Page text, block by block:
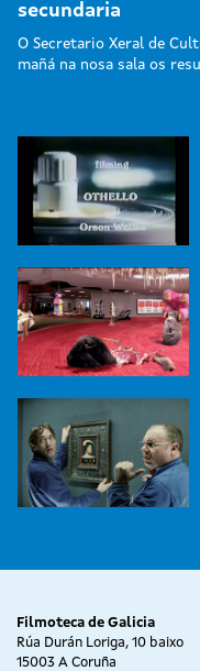
secundaria
O Secretario Xeral de
mañá na nosa sala os
Filmoteca de Galicia
Rúa Durán Loriga, 10 baixo
15003 A Coruña